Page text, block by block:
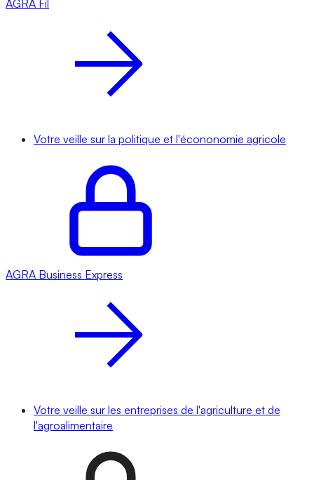
AGRA Fil
Votre veille sur la politique et l'écononomie agricole
AGRA Business Express
Votre veille sur les entreprises de l'agriculture et de
l'agroalimentaire